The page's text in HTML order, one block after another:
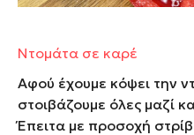
Ντομάτα σε καρέ
Αφού έχουμε κόψει την
στοιβάζουμε όλες μαζί
Έπειτα με προσοχή